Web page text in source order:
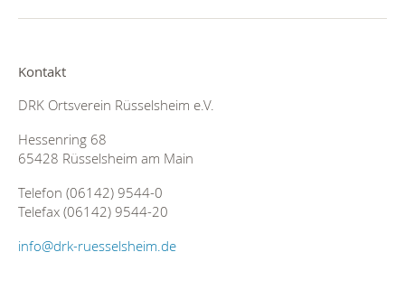
Kontakt
DRK Ortsverein Rüsselsheim e.V.
Hessenring 68
65428 Rüsselsheim am Main
Telefon (06142) 9544-0
Telefax (06142) 9544-20
info@drk-ruesselsheim.de